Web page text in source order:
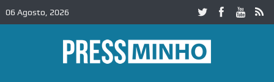
06 Agosto, 2026